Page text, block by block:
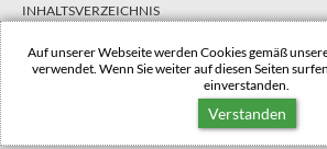
Auf unserer Webseite werden Cookies gemäß
verwendet. Wenn Sie weiter auf diesen Seiten
einverstanden.
Verstanden
INHALTSVERZEICHNIS
IMPRESSUM
NACH OBEN